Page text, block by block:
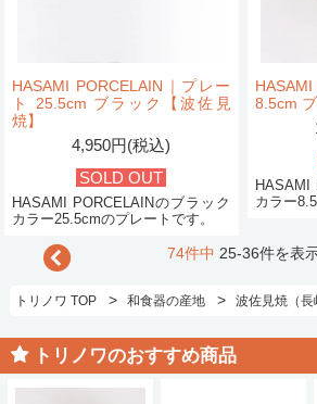
HASAMI PORCELAIN｜プレー
ト 25.5cm ブラック【波佐見
焼】
4,950円(税込)
SOLD OUT
HASAMI PORCELAINのブラック
カラー25.5cmのプレートです。
8.5cm
HASAMI
カラー
74件中 25-36件を表
トリノワ TOP > 和食器の産地 > 波佐見焼（長
トリノワのおすすめ商品